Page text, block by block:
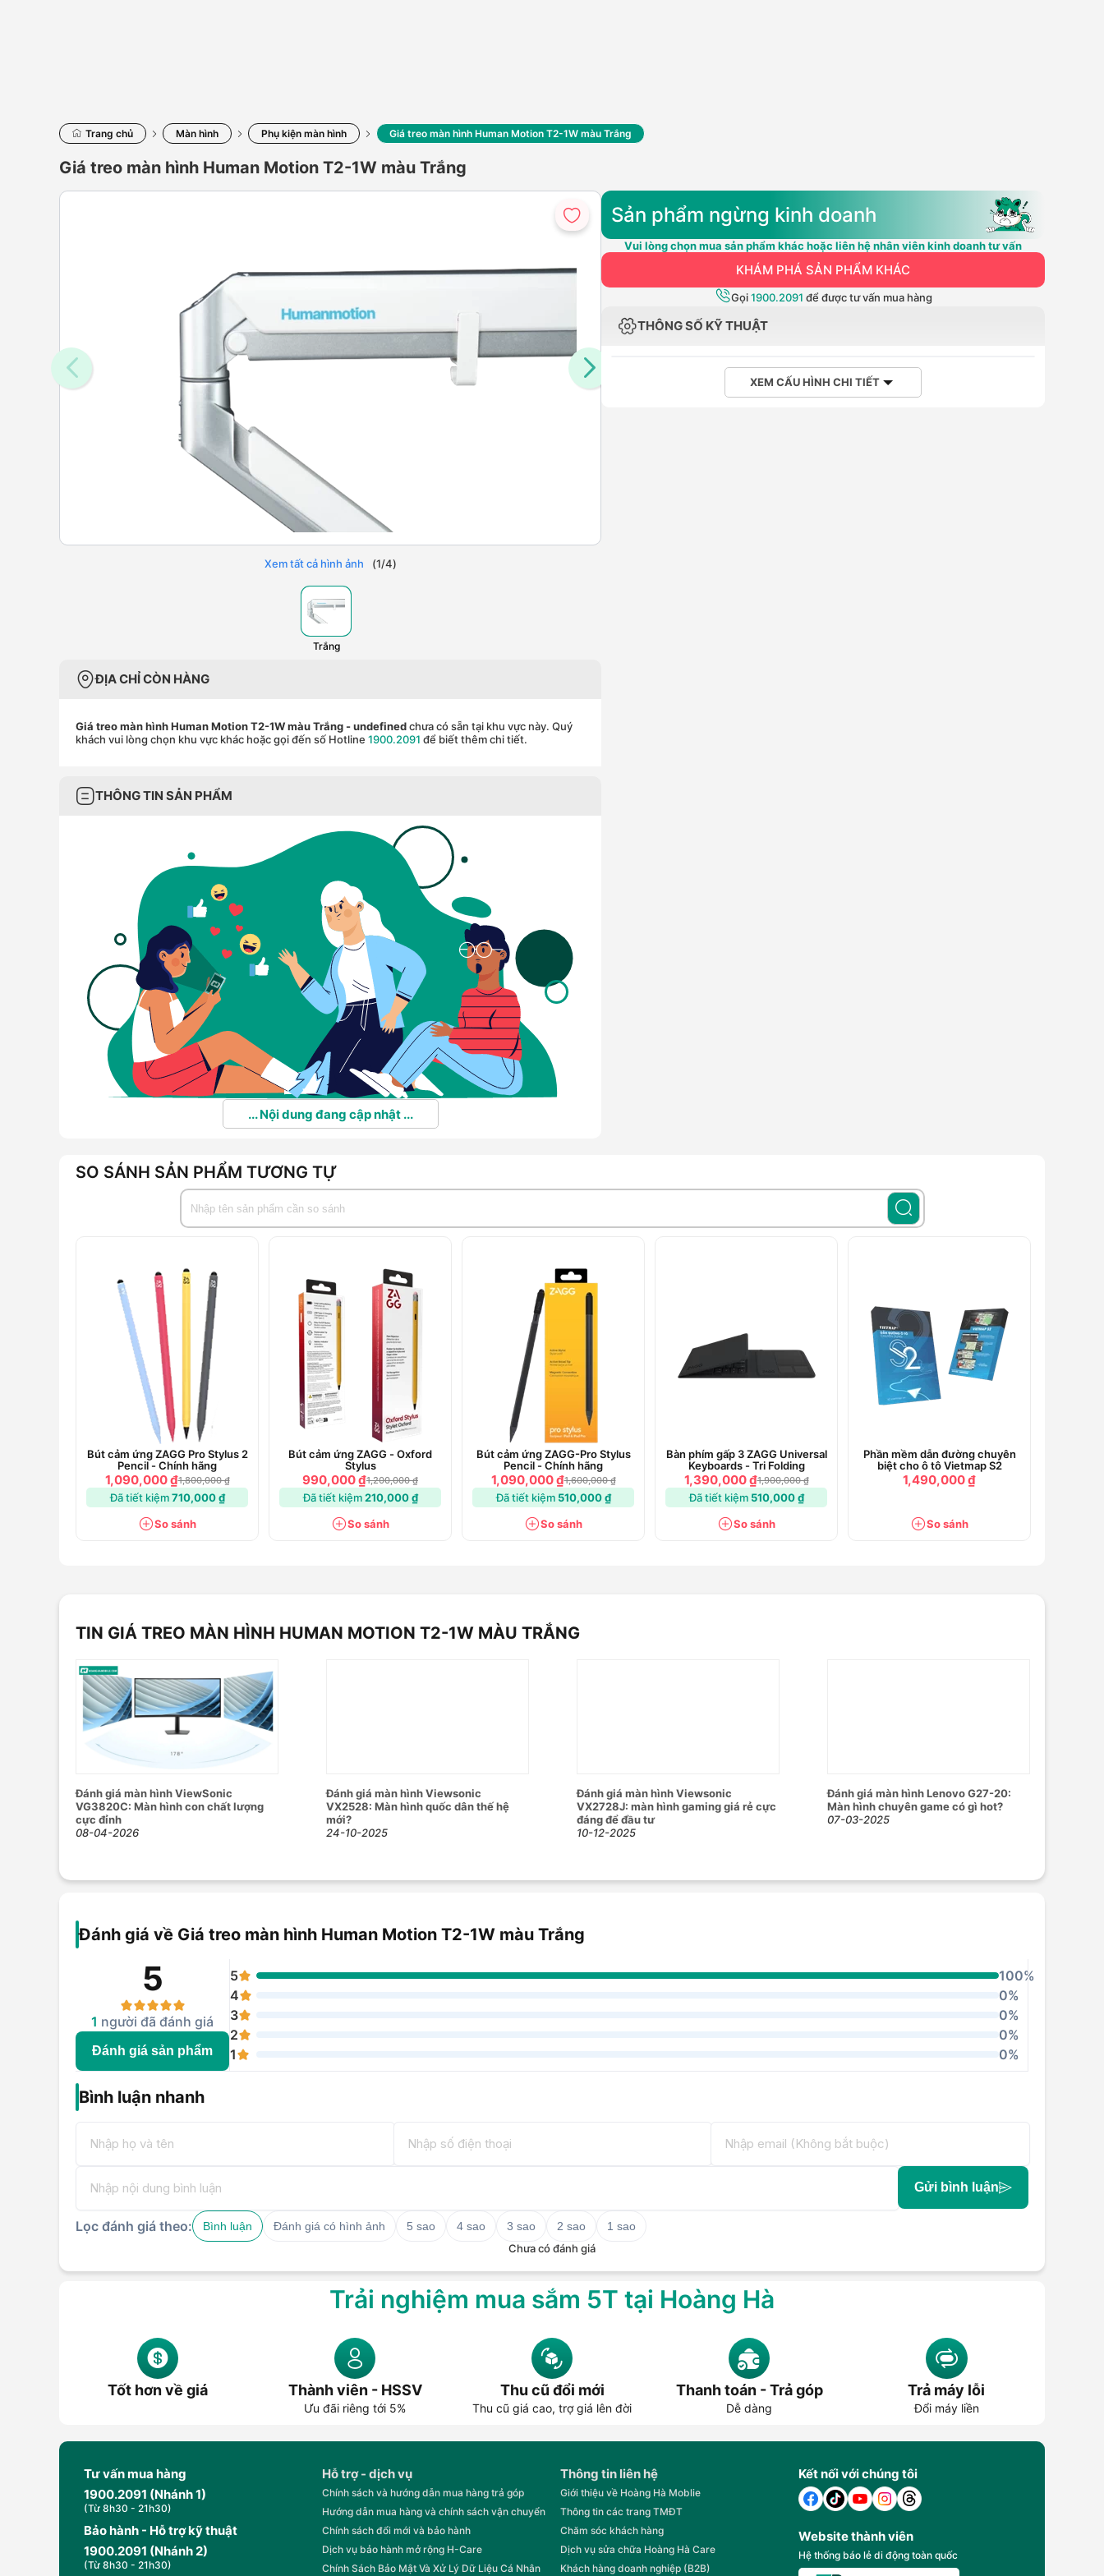
Trang chủ Màn hình Phụ kiện màn hình Giá treo màn hình Human Motion T2-1W màu Trắng
Giá treo màn hình Human Motion T2-1W màu Trắng
Xem tất cả hình ảnh (1/4)
Trắng
ĐỊA CHỈ CÒN HÀNG
Giá treo màn hình Human Motion T2-1W màu Trắng - undefinedchưa có sẵn tại khu vực này. Quý
khách vui lòng chọn khu vực khác hoặc gọi đến số Hotline 1900.2091 để biết thêm chi tiết.
THÔNG TIN SẢN PHẨM
... Nội dung đang cập nhật ...
Sản phẩm ngừng kinh doanh
Vui lòng chọn mua sản phẩm khác hoặc liên hệ nhân viên kinh doanh tư vấn
KHÁM PHÁ SẢN PHẨM KHÁC
Gọi1900.2091 để được tư vấn mua hàng
THÔNG SỐ KỸ THUẬT
XEM CẤU HÌNH CHI TIẾT
SO SÁNH SẢN PHẨM TƯƠNG TỰ
Bút cảm ứng ZAGG Pro Stylus 2
Pencil - Chính hãng
1,090,000 ₫1,800,000 ₫
Đã tiết kiệm710,000 ₫
So sánh
Bút cảm ứng ZAGG - Oxford
Stylus
990,000 ₫1,200,000 ₫
Đã tiết kiệm210,000 ₫
So sánh
Bút cảm ứng ZAGG-Pro Stylus
Pencil - Chính hãng
1,090,000 ₫1,600,000 ₫
Đã tiết kiệm 510,000 ₫
So sánh
Bàn phím gấp 3 ZAGG Universal
Keyboards - Tri Folding
1,390,000 ₫1,900,000 ₫
Đã tiết kiệm 510,000 ₫
So sánh
Phần mềm dẫn đường chuyên
biệt cho ô tô Vietmap S2
1,490,000 ₫
So sánh
TIN GIÁ TREO MÀN HÌNH HUMAN MOTION T2-1W MÀU TRẮNG
Đánh giá màn hình ViewSonic
VG3820C: Màn hình con chất lượng
cực đỉnh
08-04-2026
Đánh giá màn hình Viewsonic
VX2528: Màn hình quốc dân thế hệ
mới?
24-10-2025
Đánh giá màn hình Viewsonic
VX2728J: màn hình gaming giá rẻ cực
đáng để đầu tư
10-12-2025
Đánh giá màn hình Lenovo G27-20:
Màn hình chuyên game có gì hot?
07-03-2025
Đánh giá về Giá treo màn hình Human Motion T2-1W màu Trắng
5
1 người đã đánh giá
Đánh giá sản phẩm
5
100%
4
0%
3
0%
2
0%
1
0%
Bình luận nhanh
Gửi bình luận
Lọc đánh giá theo: Bình luận Đánh giá có hình ảnh 5 sao 4 sao 3 sao 2 sao
1 sao
Chưa có đánh giá
Trải nghiệm mua sắm 5T tại Hoàng Hà
Tốt hơn về giá Thành viên - HSSV
Ưu đãi riêng tới 5%
Thu cũ đổi mới
Thu cũ giá cao, trợ giá lên đời
Thanh toán - Trả góp
Dễ dàng
Trả máy lỗi
Đổi máy liền
Tư vấn mua hàng
1900.2091 (Nhánh 1)
(Từ 8h30 - 21h30)
Bảo hành - Hỗ trợ kỹ thuật
1900.2091 (Nhánh 2)
(Từ 8h30 - 21h30)
Hỗ trợ - dịch vụ
Chính sách và hướng dẫn mua hàng trả góp
Hướng dẫn mua hàng và chính sách vận chuyển
Chính sách đổi mới và bảo hành
Dịch vụ bảo hành mở rộng H-Care
Chính Sách Bảo Mật Và Xử Lý Dữ Liệu Cá Nhân
Thông tin liên hệ
Giới thiệu về Hoàng Hà Moblie
Thông tin các trang TMĐT
Chăm sóc khách hàng
Dịch vụ sửa chữa Hoàng Hà Care
Khách hàng doanh nghiệp (B2B)
Kết nối với chúng tôi
Website thành viên
Hệ thống báo lẻ di động toàn quốc